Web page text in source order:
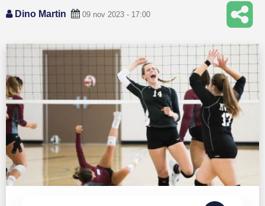
Education
Guide
Quotazioni
Conto IG
Guru Monitor
Stagionalità
Dino Martin 09 nov 2023 - 17:00